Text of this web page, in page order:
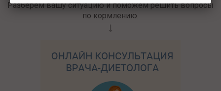
Разберём вашу ситуацию и поможем решить вопросы
по кормлению.